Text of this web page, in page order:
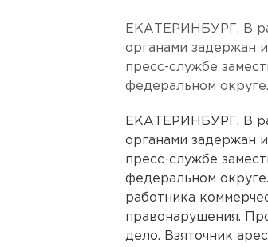
ЕКАТЕРИНБУРГ. В
органами задержан
пресс-службе
федеральном округе.
ЕКАТЕРИНБУРГ. В
органами задержан
пресс-службе
федеральном
работника
правонарушения.
дело. Взяточник